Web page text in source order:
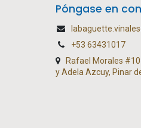
Póngase en
+53 63431017
Rafael Morales
y Adela Azcuy, Pinar